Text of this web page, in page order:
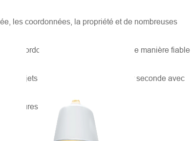
les coordonnées, la propriété et de nombreuses
coordonnées de haute précision de manière fiable
objets à des millions de points par seconde avec
détaillées.